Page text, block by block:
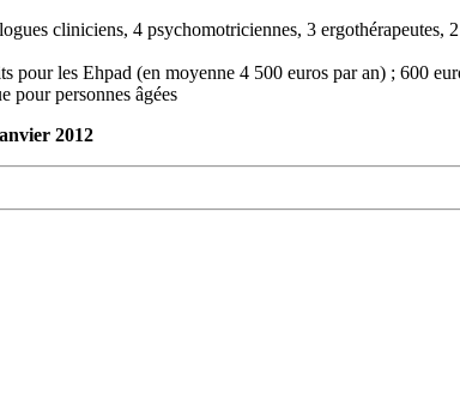
cliniciens, 4 psychomotriciennes, 3 ergothérapeutes,
pour les Ehpad (en moyenne 4 500 euros par an) ; 600
pour personnes âgées
2012